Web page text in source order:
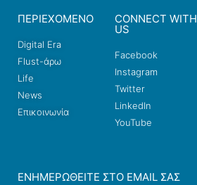
ΠΕΡΙΕΧΟΜΕΝΟ
Digital Era
Flust-άρω
Life
News
Επικοινωνία
CONNECT WITH
US
Facebook
Instagram
Twitter
LinkedIn
YouTube
ΕΝΗΜΕΡΩΘΕΊΤΕ ΣΤΟ EMAIL ΣΑΣ